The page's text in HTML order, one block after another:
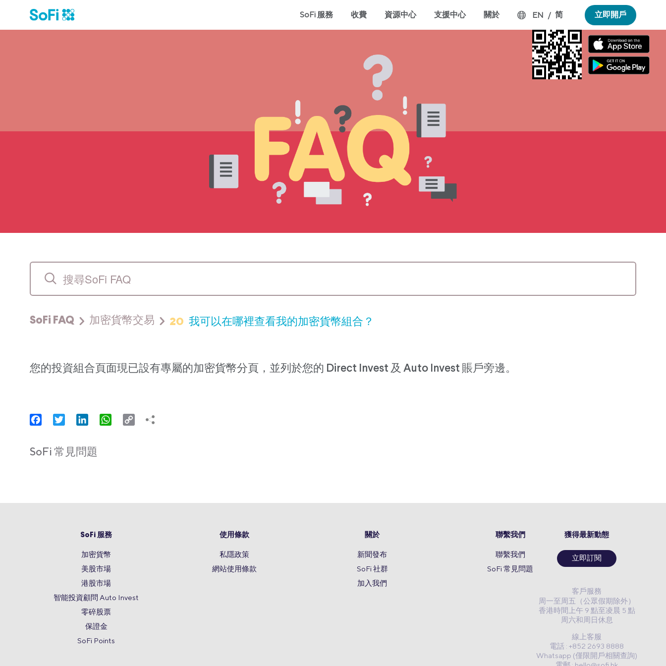
SoFi 服務 收費 資源中心 支援中心 關於 EN / 简 立即開戶
SoFi FAQ 加密貨幣交易 20 我可以在哪裡查看我的加密貨幣組合？
您的投資組合頁面現已設有專屬的加密貨幣分頁，並列於您的 Direct Invest 及 Auto Invest 賬戶旁邊。
FacebookTwitter LinkedInWhatsApp
Copy
SoFi 常見問題
SoFi 服務
加密貨幣
美股市場
港股市場
智能投資顧問 Auto Invest
零碎股票
保證金
SoFi Points
使用條款
私隱政策
網站使用條款
關於
新聞發布
SoFi 社群
加入我們
聯繫我們
聯繫我們
SoFi 常見問題
獲得最新動態
立即訂閱
客戶服務
周一至周五（公眾假期除外）
香港時間上午 9 點至凌晨 5 點
周六和周日休息
線上客服
電話 : +852 2693 8888
Whatsapp (僅限開戶相關查詢)